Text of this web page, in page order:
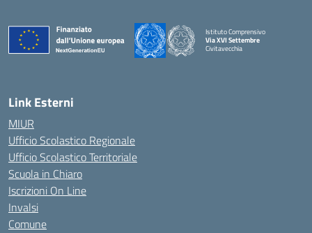
Istituto Comprensivo
Via XVI Settembre
Civitavecchia
Link Esterni
MIUR
Ufficio Scolastico Regionale
Ufficio Scolastico Territoriale
Scuola in Chiaro
Iscrizioni On Line
Invalsi
Comune